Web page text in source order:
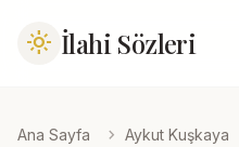
light_mode İlahi Sözleri
Ana Sayfa chevron_right Aykut Kuşkaya